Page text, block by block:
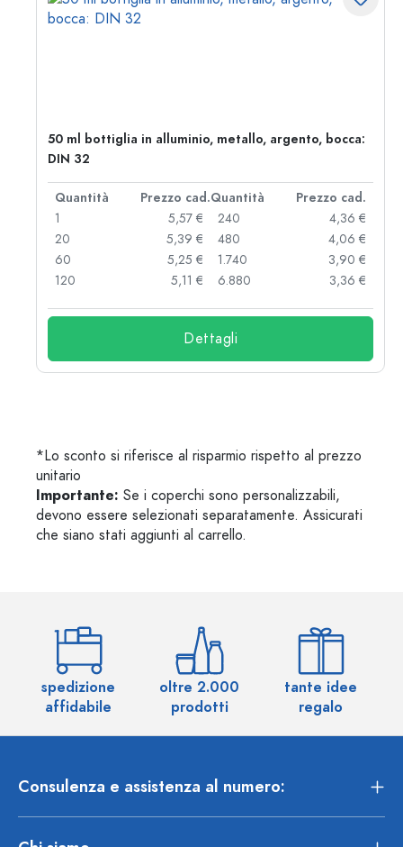
50 ml bottiglia in alluminio, metallo, argento, bocca:
DIN 32
Quantità Prezzo cad.Quantità
Prezzo cad.
1
5,57 €
20
5,39 €
60
5,25 €
120
5,11 €
240
4,36 €
480
4,06 €
1.740
3,90 €
6.880
3,36 €
Dettagli
*Lo sconto si riferisce al risparmio rispetto al prezzo
unitario
Importante: Se i coperchi sono personalizzabili,
devono essere selezionati separatamente. Assicurati
che siano stati aggiunti al carrello.
spedizione
affidabile
oltre 2.000
prodotti
tante idee
regalo
Consulenza e assistenza al numero: